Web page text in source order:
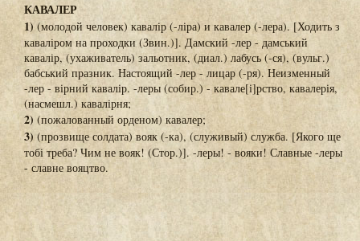
КАВАЛЕР
1) (молодой человек) кавалір (-ліра) и кавалер (-лера). [Ходить з
каваліром на проходки (Звин.)]. Дамский -лер - дамський
кавалір, (ухаживатель) зальотник, (диал.) лабусь (-ся), (вульг.)
бабський празник. Настоящий -лер - лицар (-ря). Неизменный
-лер - вірний кавалір. -леры (собир.) - кавале[і]рство, кавалерія,
(насмешл.) кавалірня;
2) (пожалованный орденом) кавалер;
3) (прозвище солдата) вояк (-ка), (служивый) служба. [Якого ще
тобі треба? Чим не вояк! (Стор.)]. -леры! - вояки! Славные -леры
- славне вояцтво.